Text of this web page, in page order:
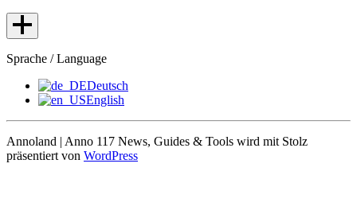
Sprache / Language
Deutsch
English
Annoland | Anno 117 News, Guides & Tools wird mit Stolz
präsentiert von WordPress